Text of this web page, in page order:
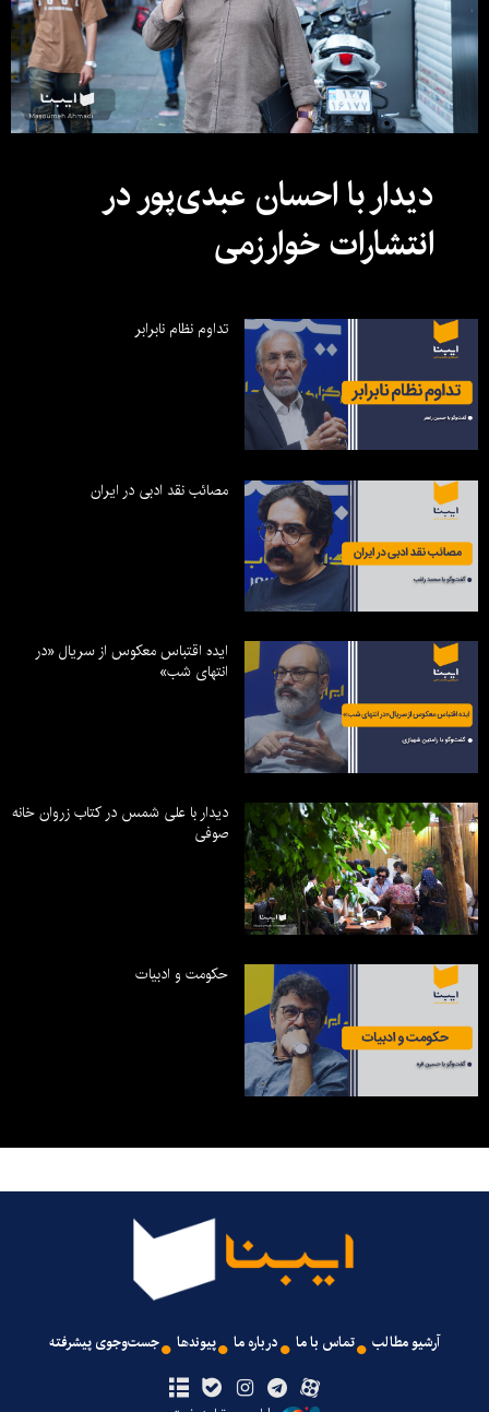
دیدار با احسان عبدی‌پور در
انتشارات خوارزمی
تداوم نظام نابرابر
مصائب نقد ادبی در ایران
ایده اقتباس معکوس از سریال «در
انتهای شب»
دیدار با علی شمس در کتاب زروان خانه
صوفی
حکومت و ادبیات
آرشیو مطالب تماس با ما درباره ما پیوندها جست‌وجوی پیشرفته